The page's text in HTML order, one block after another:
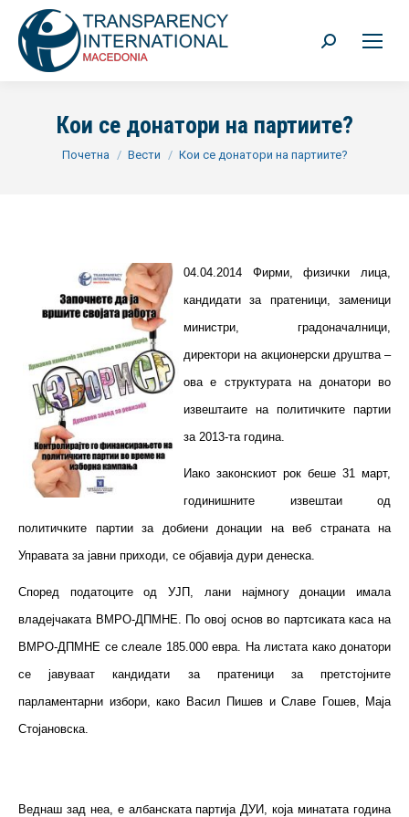
Search:
Кои се донатори на партиите?
You are here:
Почетна Вести Кои се донатори на партиите?
04.04.2014 Фирми, физички лица,
кандидати за пратеници, заменици
министри, градоначалници,
директори на акционерски друштва –
ова е структурата на донатори во
извештаите на политичките партии
за 2013-та година.
Иако законскиот рок беше 31 март,
годинишните извештаи од
политичките партии за добиени донации на веб страната на
Управата за јавни приходи, се објавија дури денеска.
Според податоците од УЈП, лани најмногу донации имала
владејчаката ВМРО-ДПМНЕ. По овој основ во партсиката каса на
ВМРО-ДПМНЕ се слеале 185.000 евра. На листата како донатори
се јавуваат кандидати за пратеници за претстојните
парламентарни избори, како Васил Пишев и Славе Гошев, Маја
Стојановска.
Веднаш зад неа, е албанската партија ДУИ, која минатата година